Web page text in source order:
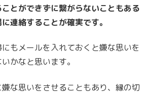
とができずに繋がらないこともある
連絡することが確実です。
もメールを入れておくと嫌な思いを
かなと思います。
な思いをさせることもあり、縁の切